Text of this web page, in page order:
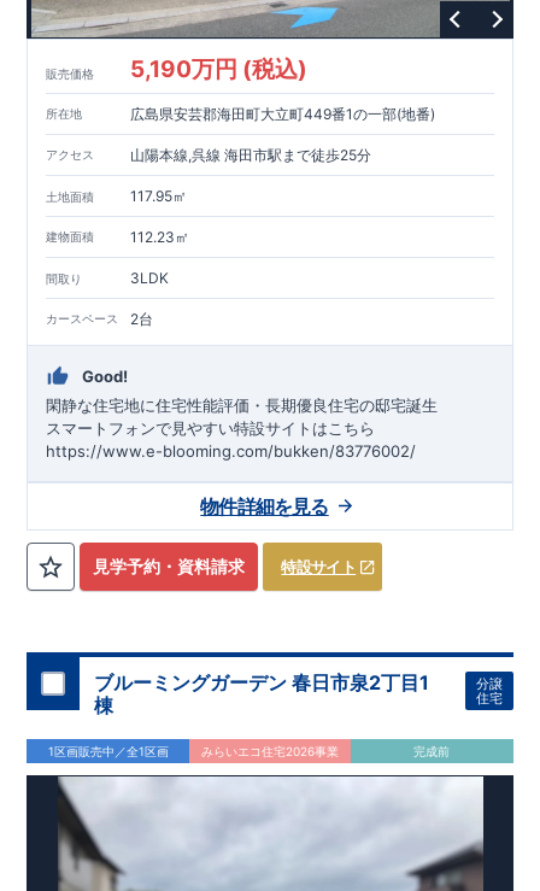
販売価格 5,190万円 (税込)
所在地 広島県安芸郡海田町大立町449番1の一部(地番)
アクセス 山陽本線,呉線 海田市駅まで徒歩25分
土地面積 117.95㎡
建物面積 112.23㎡
間取り 3LDK
カースペース 2台
Good!
閑静な住宅地に住宅性能評価・長期優良住宅の邸宅誕生
スマートフォンで見やすい特設サイトはこちら
https://www.e-blooming.com/bukken/83776002/
見学予約・資料請求 特設サイト
物件詳細を見る
ブルーミングガーデン 春日市泉2丁目1
棟
分譲
住宅
1区画販売中／全1区画 みらいエコ住宅2026事業 完成前